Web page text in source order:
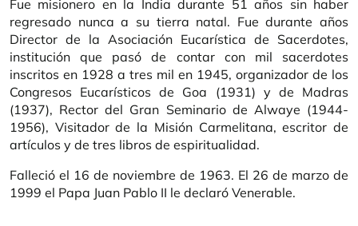
Fue misionero en la India durante 51 años sin haber
regresado nunca a su tierra natal. Fue durante años
Director de la Asociación Eucarística de Sacerdotes,
institución que pasó de contar con mil sacerdotes
inscritos en 1928 a tres mil en 1945, organizador de los
Congresos Eucarísticos de Goa (1931) y de Madras
(1937), Rector del Gran Seminario de Alwaye (1944-
1956), Visitador de la Misión Carmelitana, escritor de
artículos y de tres libros de espiritualidad.
Falleció el 16 de noviembre de 1963. El 26 de marzo de
1999 el Papa Juan Pablo II le declaró Venerable.